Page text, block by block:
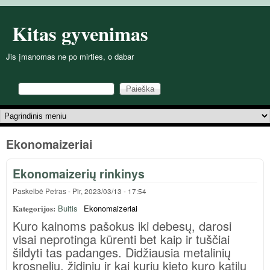
Kitas gyvenimas
Jis įmanomas ne po mirties, o dabar
Paieškos forma
Paieška
Pagrindinis meniu
Ekonomaizeriai
Ekonomaizerių rinkinys
Paskelbė Petras- Pir, 2023/03/13 - 17:54
Kategorijos: Buitis Ekonomaizeriai
Kuro kainoms pašokus iki debesų, darosi
visai neprotinga kūrenti bet kaip ir tuščiai
šildyti tas padanges. Didžiausia metalinių
krosnelių, židinių ir kai kurių kieto kuro katilų